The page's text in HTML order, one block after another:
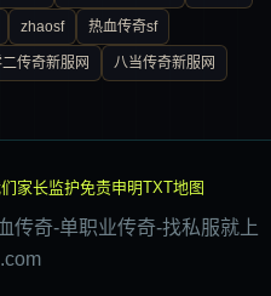
zhaosf 热血传奇sf
传奇新服网 八当传奇新服网
家长监护免责申明TXT地图
传奇-单职业传奇-找私服就上